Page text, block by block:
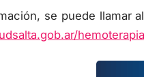
se puede llamar